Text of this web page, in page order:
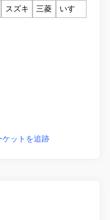
スズキ 三菱
いすゞ
ットを追跡